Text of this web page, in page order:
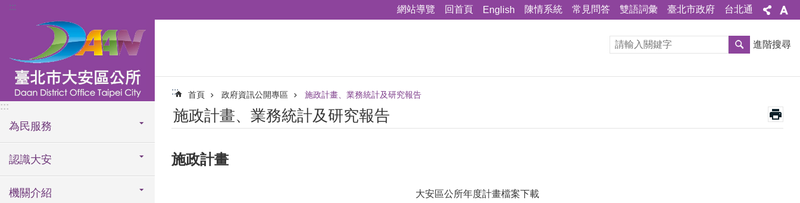
跳到主要內容區塊
::: 網站導覽 回首頁 English 陳情系統 常見問答 雙語詞彙 臺北市政府 台北通
:::
為民服務
認識大安
機關介紹
進階搜尋
::: 首頁 政府資訊公開專區 施政計畫、業務統計及研究報告
施政計畫、業務統計及研究報告
施政計畫
大安區公所年度計畫檔案下載